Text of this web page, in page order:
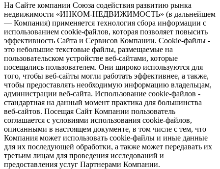
На Сайте компании Союза содействия развитию рынка
недвижимости «ИНКОМ-НЕДВИЖИМОСТЬ» (в дальнейшем
— Компания) применяется технология сбора информации с
использованием cookie-файлов, которая позволяет повысить
эффективность Сайта и Сервисов Компании. Сookie-файлы -
это небольшие текстовые файлы, размещаемые на
пользовательском устройстве веб-сайтами, которые
посещались пользователем. Они широко используются для
того, чтобы веб-сайты могли работать эффективнее, а также,
чтобы предоставлять необходимую информацию владельцам,
администрации веб-сайта. Использование cookie-файлов -
стандартная на данный момент практика для большинства
веб-сайтов. Посещая Сайт Компании пользователь
соглашается с условиями использования cookie-файлов,
описанными в настоящем документе, в том числе с тем, что
Компания может использовать cookie-файлы и иные данные
для их последующей обработки, а также может передавать их
третьим лицам для проведения исследований и
предоставления услуг Партнерами Компании.